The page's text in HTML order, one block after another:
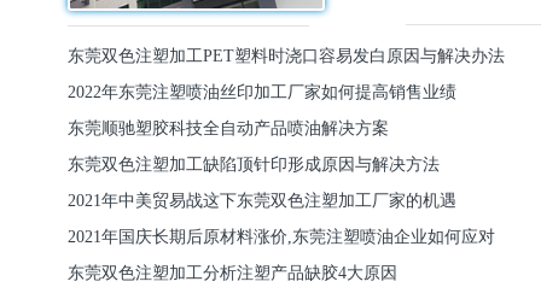
东莞双色注塑加工PET塑料时浇口容易发白原因与解决办法
2022年东莞注塑喷油丝印加工厂家如何提高销售业绩
东莞顺驰塑胶科技全自动产品喷油解决方案
东莞双色注塑加工缺陷顶针印形成原因与解决方法
2021年中美贸易战这下东莞双色注塑加工厂家的机遇
2021年国庆长期后原材料涨价,东莞注塑喷油企业如何应对
东莞双色注塑加工分析注塑产品缺胶4大原因